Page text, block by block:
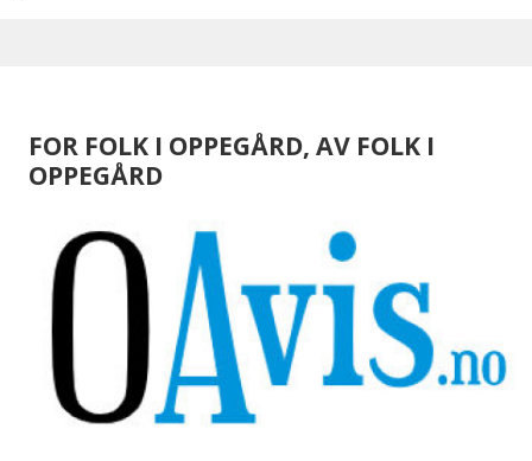
FOR FOLK I OPPEGÅRD, AV FOLK I
OPPEGÅRD